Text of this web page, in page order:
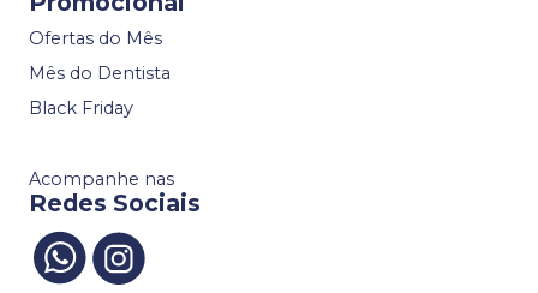
Ofertas do Mês
Mês do Dentista
Black Friday
Acompanhe nas
Redes Sociais